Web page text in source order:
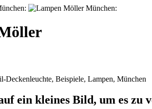
ein kleines Bild, um es zu